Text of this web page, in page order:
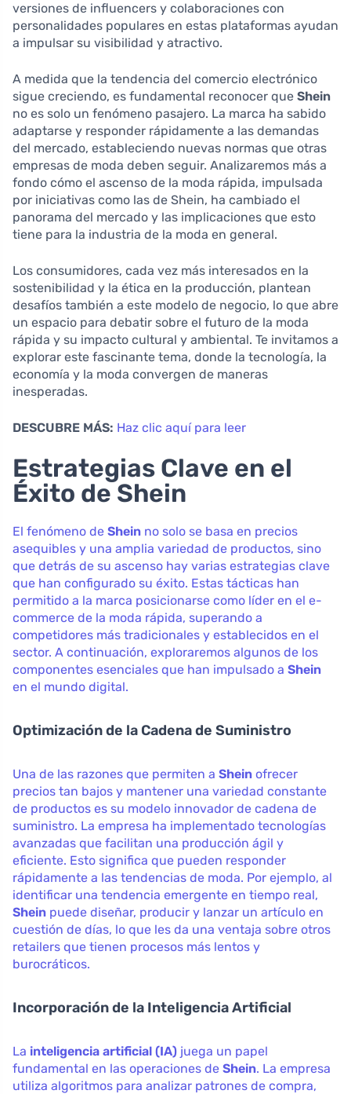
versiones de influencers y colaboraciones con
personalidades populares en estas plataformas ayudan
a impulsar su visibilidad y atractivo.
A medida que la tendencia del comercio electrónico
sigue creciendo, es fundamental reconocer que Shein
no es solo un fenómeno pasajero. La marca ha sabido
adaptarse y responder rápidamente a las demandas
del mercado, estableciendo nuevas normas que otras
empresas de moda deben seguir. Analizaremos más a
fondo cómo el ascenso de la moda rápida, impulsada
por iniciativas como las de Shein, ha cambiado el
panorama del mercado y las implicaciones que esto
tiene para la industria de la moda en general.
Los consumidores, cada vez más interesados en la
sostenibilidad y la ética en la producción, plantean
desafíos también a este modelo de negocio, lo que abre
un espacio para debatir sobre el futuro de la moda
rápida y su impacto cultural y ambiental. Te invitamos a
explorar este fascinante tema, donde la tecnología, la
economía y la moda convergen de maneras
inesperadas.
DESCUBRE MÁS: Haz clic aquí para leer
Estrategias Clave en el
Éxito de Shein
El fenómeno de Shein no solo se basa en precios
asequibles y una amplia variedad de productos, sino
que detrás de su ascenso hay varias estrategias clave
que han configurado su éxito. Estas tácticas han
permitido a la marca posicionarse como líder en el e-
commerce de la moda rápida, superando a
competidores más tradicionales y establecidos en el
sector. A continuación, exploraremos algunos de los
componentes esenciales que han impulsado a Shein
en el mundo digital.
Optimización de la Cadena de Suministro
Una de las razones que permiten a Shein ofrecer
precios tan bajos y mantener una variedad constante
de productos es su modelo innovador de cadena de
suministro. La empresa ha implementado tecnologías
avanzadas que facilitan una producción ágil y
eficiente. Esto significa que pueden responder
rápidamente a las tendencias de moda. Por ejemplo, al
identificar una tendencia emergente en tiempo real,
Shein puede diseñar, producir y lanzar un artículo en
cuestión de días, lo que les da una ventaja sobre otros
retailers que tienen procesos más lentos y
burocráticos.
Incorporación de la Inteligencia Artificial
La inteligencia artificial (IA) juega un papel
fundamental en las operaciones de Shein. La empresa
utiliza algoritmos para analizar patrones de compra,